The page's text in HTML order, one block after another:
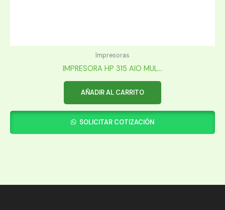
Impresoras
IMPRESORA HP 315 AIO MUL...
AÑADIR AL CARRITO
SOLICITAR COTIZACIÓN